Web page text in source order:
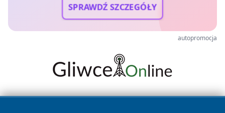
SPRAWDŹ SZCZEGÓŁY
autopromocja